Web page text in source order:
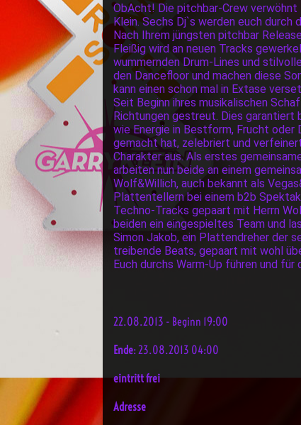
ObAcht! Die pitchbar-Crew
Klein. Sechs Dj`s werden euch
Nach Ihrem jüngsten pitchbar
Fleißig wird an neuen Tracks
wummernden Drum-Lines und
den Dancefloor und machen diese
kann einen schon mal in Extase
Seit Beginn ihres musikalischen
Richtungen gestreut. Dies garantiert
wie Energie in Bestform, Frucht oder
gemacht hat, zelebriert und
Charakter aus. Als erstes
arbeiten nun beide an einem
Wolf&Willich, auch bekannt als
Plattentellern bei einem b2b
Techno-Tracks gepaart mit Herrn
beiden ein eingespieltes Team und
Simon Jakob, ein Plattendreher der
treibende Beats, gepaart mit wohl
Euch durchs Warm-Up führen und
22.08.2013 - Beginn 19:00
Ende: 23.08.2013 04:00
eintritt frei
Adresse